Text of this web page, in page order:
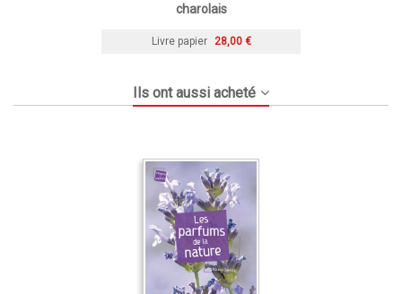
charolais
Livre papier 28,00 €
Ils ont aussi acheté